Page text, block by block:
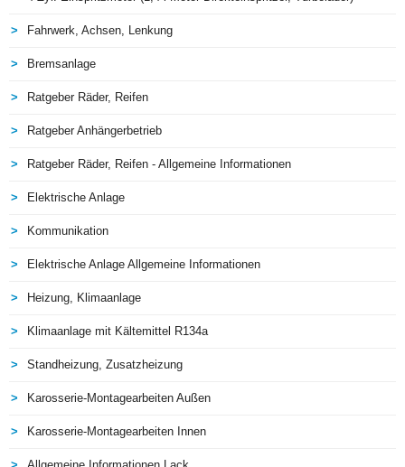
Fahrwerk, Achsen, Lenkung
Bremsanlage
Ratgeber Räder, Reifen
Ratgeber Anhängerbetrieb
Ratgeber Räder, Reifen - Allgemeine Informationen
Elektrische Anlage
Kommunikation
Elektrische Anlage Allgemeine Informationen
Heizung, Klimaanlage
Klimaanlage mit Kältemittel R134a
Standheizung, Zusatzheizung
Karosserie-Montagearbeiten Außen
Karosserie-Montagearbeiten Innen